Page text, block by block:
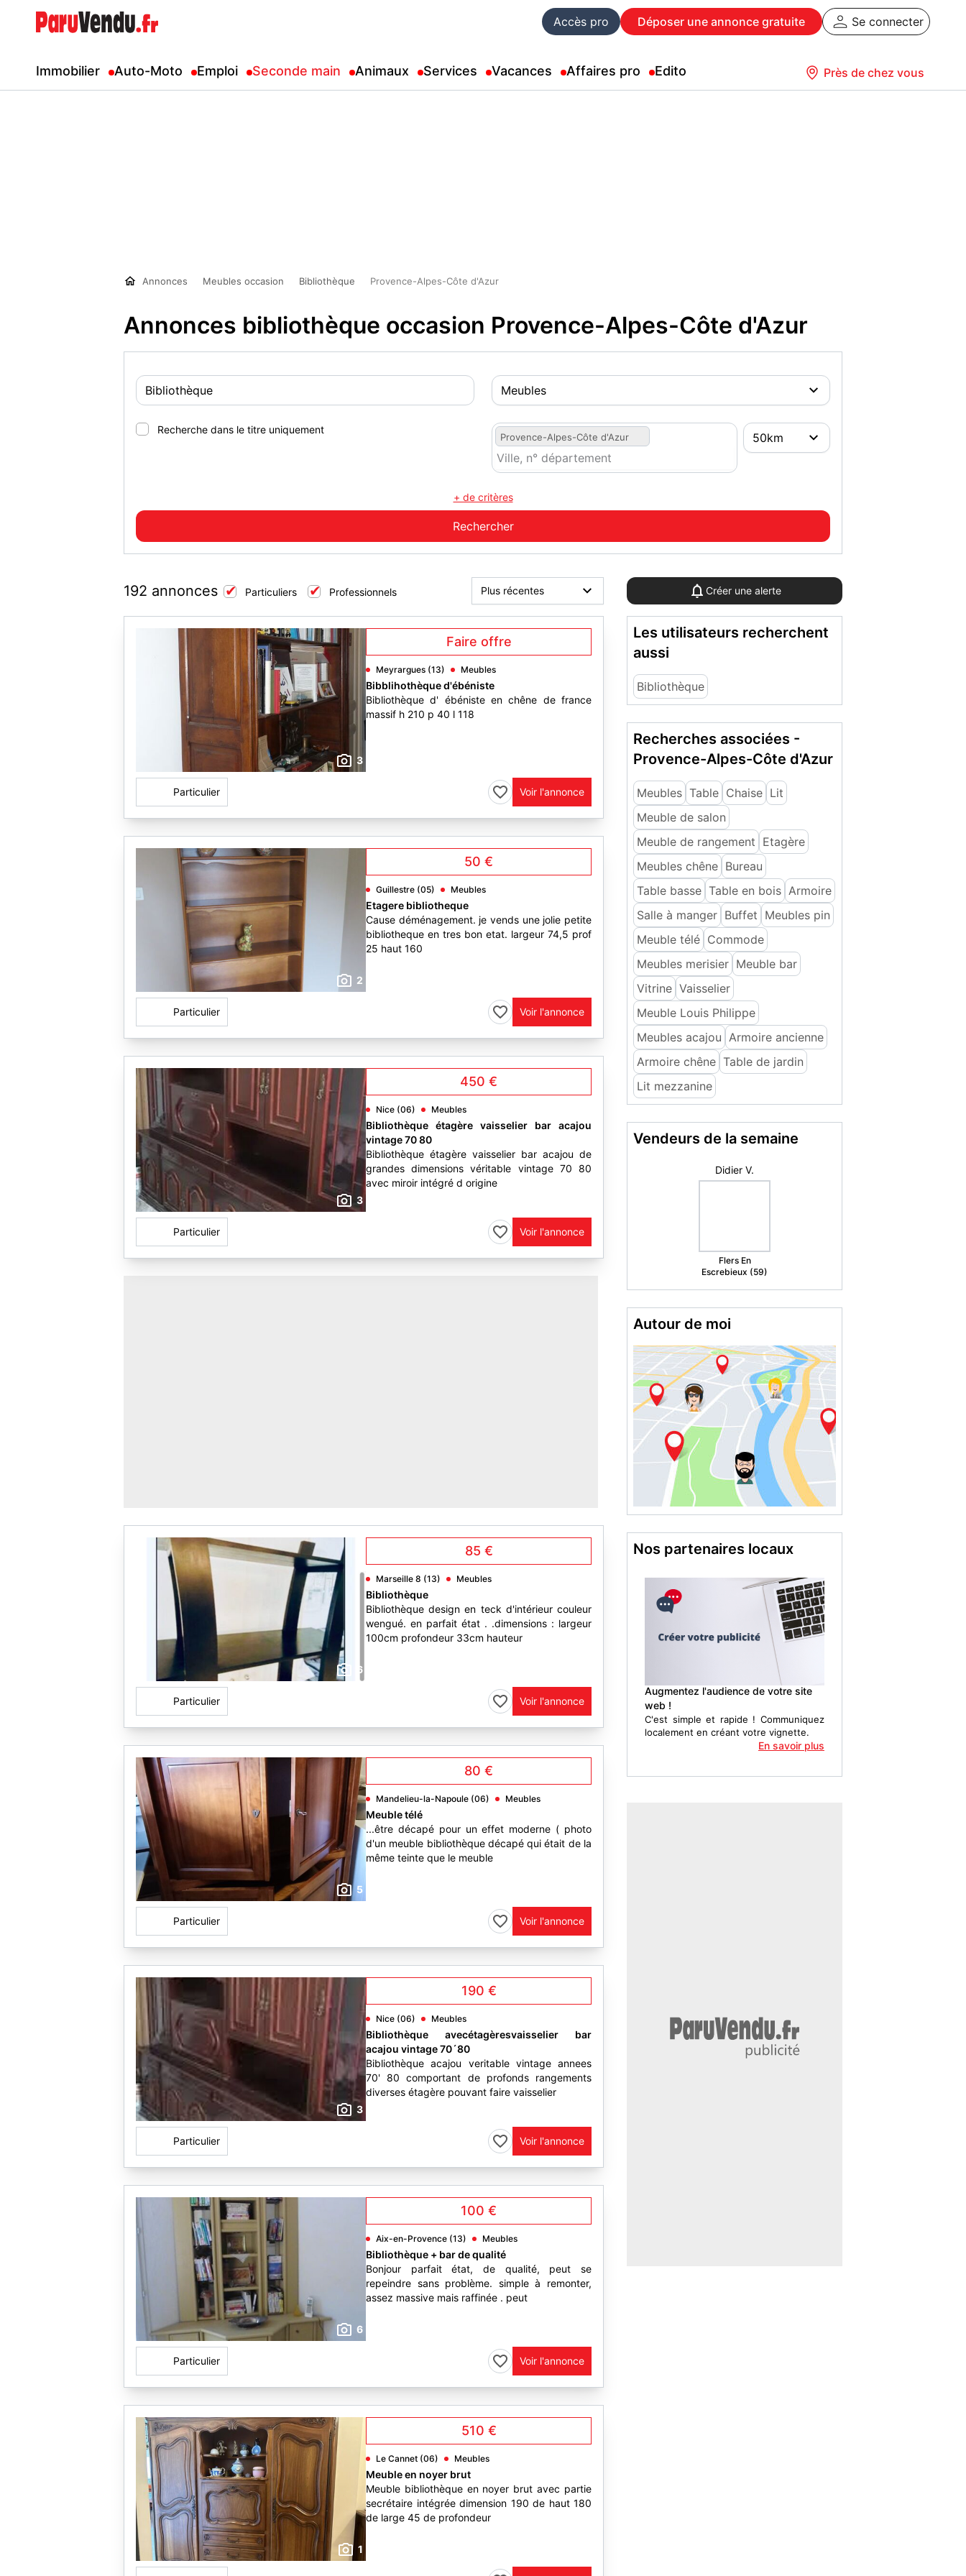
Accès pro Déposer une annonce gratuite Se connecter
Immobilier Auto-Moto Emploi Seconde main Animaux Services Vacances Affaires pro Edito Près de chez vous
Annonces Meubles occasion Bibliothèque Provence-Alpes-Côte d'Azur
Annonces bibliothèque occasion Provence-Alpes-Côte d'Azur
Recherche dans le titre uniquement
Provence-Alpes-Côte d'Azur
+ de critères
192 annonces Particuliers Professionnels Créer une alerte
3
Faire offre
Meyrargues (13) Meubles
Bibblihothèque d'ébéniste
Bibliothèque d' ébéniste en chêne de france
massif h 210 p 40 l 118
Particulier Voir l'annonce
2
50 €
Guillestre (05) Meubles
Etagere bibliotheque
Cause déménagement. je vends une jolie petite
bibliotheque en tres bon etat. largeur 74,5 prof
25 haut 160
Particulier Voir l'annonce
3
450 €
Nice (06) Meubles
Bibliothèque étagère vaisselier bar acajou
vintage 70 80
Bibliothèque étagère vaisselier bar acajou de
grandes dimensions véritable vintage 70 80
avec miroir intégré d origine
Particulier Voir l'annonce
6
85 €
Marseille 8 (13) Meubles
Bibliothèque
Bibliothèque design en teck d'intérieur couleur
wengué. en parfait état . .dimensions : largeur
100cm profondeur 33cm hauteur
Particulier Voir l'annonce
5
80 €
Mandelieu-la-Napoule (06) Meubles
Meuble télé
...être décapé pour un effet moderne ( photo
d'un meuble bibliothèque décapé qui était de la
même teinte que le meuble
Particulier Voir l'annonce
3
190 €
Nice (06) Meubles
Bibliothèque avecétagèresvaisselier bar
acajou vintage 70´80
Bibliothèque acajou veritable vintage annees
70' 80 comportant de profonds rangements
diverses étagère pouvant faire vaisselier
Particulier Voir l'annonce
6
100 €
Aix-en-Provence (13) Meubles
Bibliothèque + bar de qualité
Bonjour parfait état, de qualité, peut se
repeindre sans problème. simple à remonter,
assez massive mais raffinée . peut
Particulier Voir l'annonce
1
510 €
Le Cannet (06) Meubles
Meuble en noyer brut
Meuble bibliothèque en noyer brut avec partie
secrétaire intégrée dimension 190 de haut 180
de large 45 de profondeur
Les utilisateurs recherchent
aussi
Bibliothèque
Recherches associées -
Provence-Alpes-Côte d'Azur
Meubles Table Chaise Lit
Meuble de salon
Meuble de rangement Etagère
Meubles chêne Bureau
Table basse Table en bois Armoire
Salle à manger Buffet Meubles pin
Meuble télé Commode
Meubles merisier Meuble bar
Vitrine Vaisselier
Meuble Louis Philippe
Meubles acajou Armoire ancienne
Armoire chêne Table de jardin
Lit mezzanine
Vendeurs de la semaine
Didier V.
Flers En
Escrebieux (59)
Autour de moi
Nos partenaires locaux
Augmentez l'audience de votre site
web !
C'est simple et rapide ! Communiquez
localement en créant votre vignette.
En savoir plus